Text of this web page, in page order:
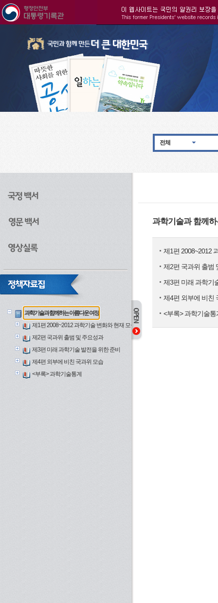
전체
과학기술과 함께하는 아름다운 여정
제1편 2008~2012 과학기술 변화와 현재 모습
제2편 국과위 출범 및 주요성과
제3편 미래 과학기술 발전을 위한 준비
제4편 외부에 비친 국과위 모습
<부록> 과학기술통계
과학기술과 함께
제1편 2008~2012
제2편 국과위 출범
제3편 미래 과학기
제4편 외부에 비친
<부록> 과학기술통